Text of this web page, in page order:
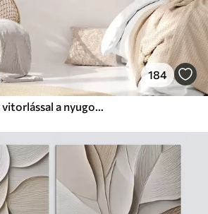
184
Tájkép festmény egy vitorlással a nyugodt tengeren, narancssárga és sárga égbolt, távoli hegyek